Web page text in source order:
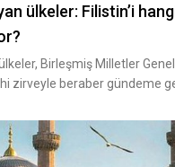
ülkeler: Filistin’i
Birleşmiş Milletler
zirveyle beraber gündeme